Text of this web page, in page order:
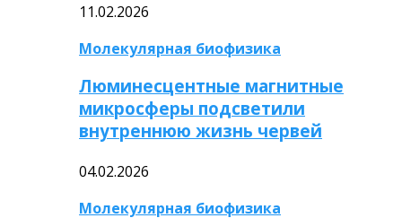
11.02.2026
Молекулярная биофизика
Люминесцентные магнитные
микросферы подсветили
внутреннюю жизнь червей
04.02.2026
Молекулярная биофизика